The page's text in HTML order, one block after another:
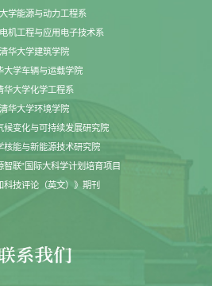
学能源与动力工程系
机工程与应用电子技术系
清华大学建筑学院
大学车辆与运载学院
华大学化学工程系
清华大学环境学院
候变化与可持续发展研究院
核能与新能源技术研究院
智联”国际大科学计划培育项目
科技评论（英文）》期刊